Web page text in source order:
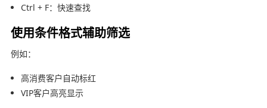
Ctrl + F：快速查找
使用条件格式辅助筛选
例如：
高消费客户自动标红
VIP客户高亮显示